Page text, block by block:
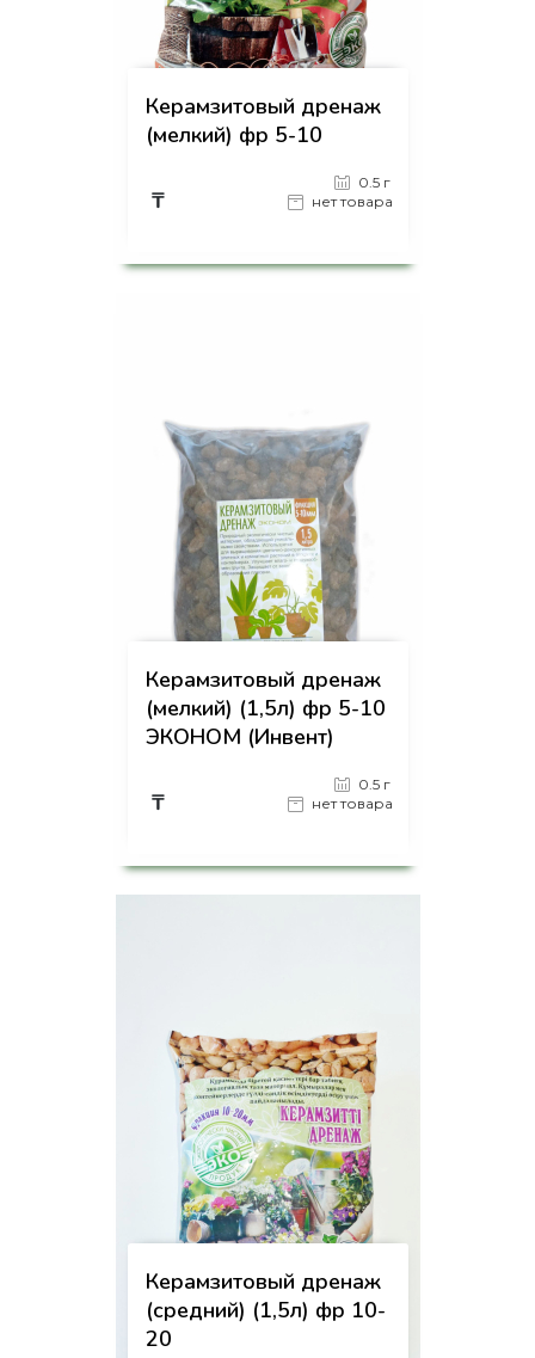
Керамзитовый дренаж
(мелкий) фр 5-10
₸
0.5 г
нет товара
Керамзитовый дренаж
(мелкий) (1,5л) фр 5-10
ЭКОНОМ (Инвент)
₸
0.5 г
нет товара
на страницу товара
Керамзитовый дренаж
(средний) (1,5л) фр 10-
20